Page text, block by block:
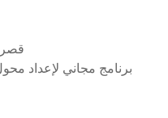
قصر
برنامج مجاني لإعداد